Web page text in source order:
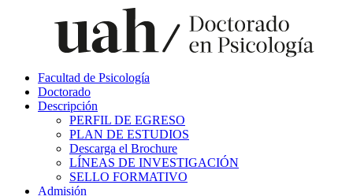
Facultad de Psicología
Doctorado
Descripción
PERFIL DE EGRESO
PLAN DE ESTUDIOS
Descarga el Brochure
LÍNEAS DE INVESTIGACIÓN
SELLO FORMATIVO
Admisión